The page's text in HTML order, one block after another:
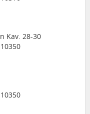
Kav. 28-30